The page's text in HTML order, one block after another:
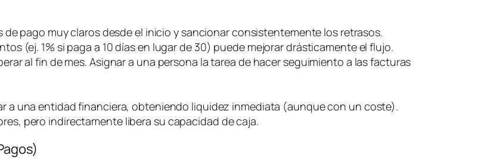
de pago muy claros desde el inicio y sancionar consistentemente los retrasos.
(ej. 1% si paga a 10 días en lugar de 30) puede mejorar drásticamente el flujo.
al fin de mes. Asignar a una persona la tarea de hacer seguimiento a las facturas
a una entidad financiera, obteniendo liquidez inmediata (aunque con un coste).
pero indirectamente libera su capacidad de caja.